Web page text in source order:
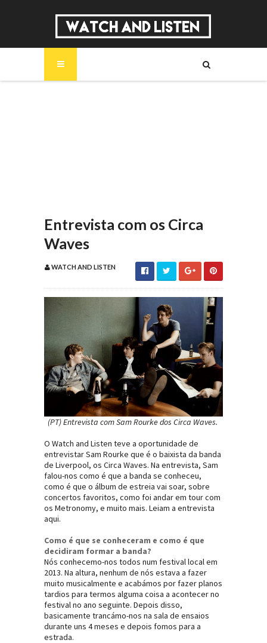
Entrevista com os Circa
Waves
WATCH AND LISTEN
(PT) Entrevista com Sam Rourke dos Circa Waves.
O Watch and Listen teve a oportunidade de
entrevistar Sam Rourke que é o baixista da banda
de Liverpool, os Circa Waves. Na entrevista, Sam
falou-nos como é que a banda se conheceu,
como é que o álbum de estreia vai soar, sobre
concertos favoritos, como foi andar em tour com
os Metronomy, e muito mais. Leiam a entrevista
aqui.
Como é que se conheceram e como é que
decidiram formar a banda?
Nós conhecemo-nos todos num festival local em
2013. Na altura, nenhum de nós estava a fazer
muito musicalmente e acabámos por fazer planos
tardios para termos alguma coisa a acontecer no
festival no ano seguinte. Depois disso,
basicamente trancámo-nos na sala de ensaios
durante uns 4 meses e depois fomos para a
estrada.